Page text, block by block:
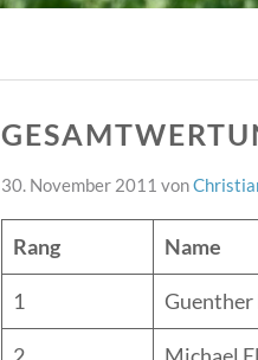
30. November 2011 von
Rang Name
1 Guenther